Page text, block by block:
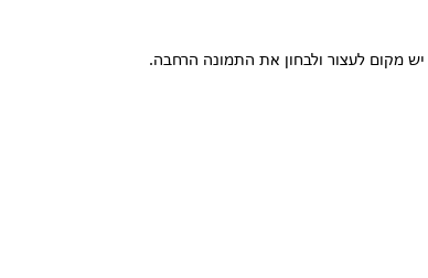
מקום לעצור ולבחון את התמונה הרחבה.